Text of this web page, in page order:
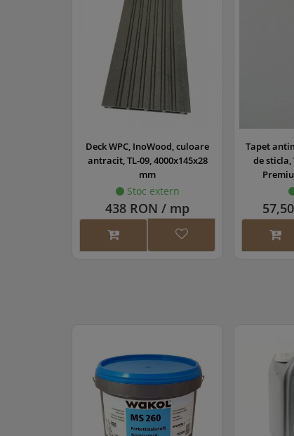
Deck WPC, InoWood, culoare
antracit, TL-09, 4000x145x28
mm
Stoc extern
438 RON / mp
Tapet
de